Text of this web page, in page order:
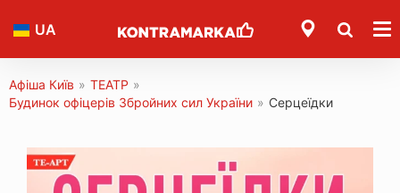
UA
Афіша Київ » ТЕАТР »
Будинок офіцерів Збройних сил України » Серцеїдки